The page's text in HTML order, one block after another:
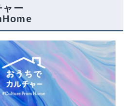
ャー